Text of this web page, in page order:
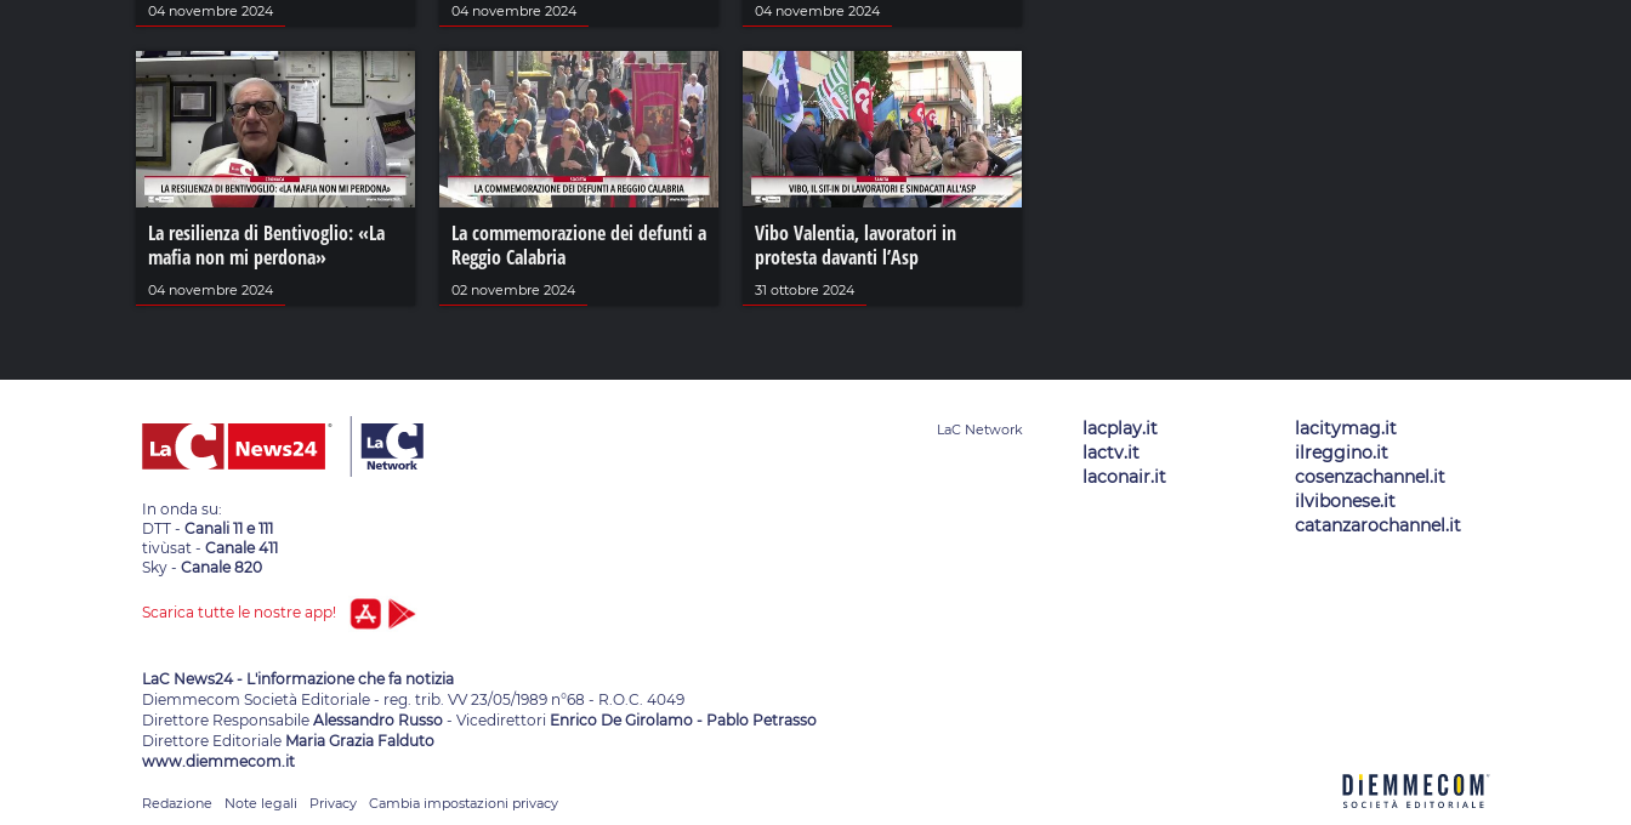
04 novembre 2024 04 novembre 2024 04 novembre 2024
La resilienza di Bentivoglio: «La
mafia non mi perdona»
04 novembre 2024
La commemorazione dei defunti a
Reggio Calabria
02 novembre 2024
Vibo Valentia, lavoratori in
protesta davanti l’Asp
31 ottobre 2024
In onda su:
DTT - Canali 11 e 111
tivùsat - Canale 411
Sky - Canale 820
Scarica tutte le nostre app!
lacplay.it
lactv.it
laconair.it
lacitymag.it
ilreggino.it
cosenzachannel.it
ilvibonese.it
catanzarochannel.it
LaC News24 - L'informazione che fa notizia
Diemmecom Società Editoriale - reg. trib. VV 23/05/1989 n°68 - R.O.C. 4049
Direttore Responsabile Alessandro Russo - Vicedirettori Enrico De Girolamo - Pablo Petrasso
Direttore Editoriale Maria Grazia Falduto
www.diemmecom.it
Redazione Note legali Privacy Cambia impostazioni privacy